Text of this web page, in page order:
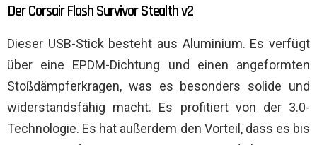
Der Corsair Flash Survivor Stealth v2
Dieser USB-Stick besteht aus Aluminium. Es verfügt
über eine EPDM-Dichtung und einen angeformten
Stoßdämpferkragen, was es besonders solide und
widerstandsfähig macht. Es profitiert von der 3.0-
Technologie. Es hat außerdem den Vorteil, dass es bis